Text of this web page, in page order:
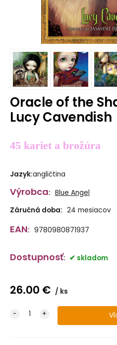
Oracle of the
Lucy Cavendish
45 kariet a brožúra
Jazyk:angličtina
Výrobca: Blue Angel
Záručná doba: 24 mesiacov
EAN: 9780980871937
Dostupnosť: skladom
26.00 € ks